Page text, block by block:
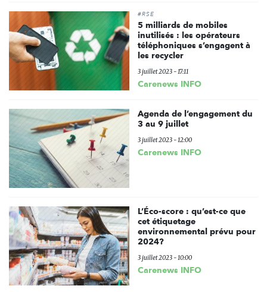
#RSE
5 milliards de mobiles
inutilisés : les opérateurs
téléphoniques s’engagent à
les recycler
3 juillet 2023 - 17:11
Carenews INFO
Agenda de l’engagement du
3 au 9 juillet
3 juillet 2023 - 12:00
Carenews INFO
L’Éco-score : qu’est-ce que
cet étiquetage
environnemental prévu pour
2024?
3 juillet 2023 - 10:00
Carenews INFO